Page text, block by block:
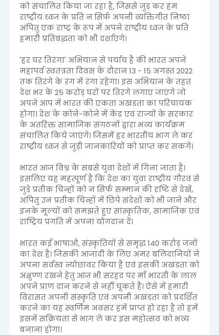
को संचालित किया जा रहा है, जिससे जुड़ कर हम
राष्ट्रीय ध्वज के प्रति न सिर्फ अपनी व्यक्तिगीत निष्ठा
अपितु एक राष्ट्र के रूप में अपने राष्ट्रीय ध्वज के प्रति
हमारी प्रतिबद्धता को भी दर्शाएंगे।
'हर घर तिरंगा' अभियान से पर्याय है की भारत अपने
महापर्व स्वतंत्रता दिवस के दौरान 13 - 15 अगस्त 2022
तक तिरंगे के रंग में रंगा रहेगा। इस अभियान के तहत
देश भर के 25 करोड़ घरों पर तिरंगे लगाए जाएंगे जो
अपने आप में भारत की एकता अखंडता का परिचायक
होगा। देश के कोने-कोने में केंद्र एवं राज्यों के सरकार
के अतरिक्त सामाजिक संगठनों द्वारा भव्य कार्यक्रम
संचालित किये जाएंगे। जिसमें हर भारतीय भाग ले कर
राष्ट्रीय ध्वज से जुड़ी जानकारियों को प्राप्त कर सकगे।
भारत आज विश्व के सबसे युवा देशों में गिना जाता है।
इसलिए यह महत्पूर्ण है कि देश का युवा राष्ट्रीय गौरव से
जुड़े प्रतीक चिन्हों को न सिर्फ सम्मान की दृष्टि से देखें,
अपितु उन प्रतीक चिन्हों में छिपे संदेशों को भी जाने और
इनके मूल्यों को समझते हुए सांस्कृतिक, सामाजिक एवं
राष्ट्रिय प्रगति में अपना योगदान दें।
भारत कई भाषाओं, संस्कृतियों से समृद्ध 140 करोड़ जनों
का देश है। जिसकी आजादी के लिए अमर बलिदानियों ने
अपना सर्वस्व न्योछावर किया है एवं इसकी अखंडता को
अक्षुण्ण रखने हेतु आज भी सरहद पर माँ भारती के लाल
अपने प्राण दान करने से नहीं चूकते हैं। ऐसे में हमारी
विरासत अपनी संस्कृति एवं अपनी अखंडता को प्रदर्शित
करने का यह स्वर्णिम अवसर हमें प्राप्त हो रहा है तो हमें
इसमें सक्रियता से भाग ले कर इस महोत्सव को भव्य
बनाना होगा।